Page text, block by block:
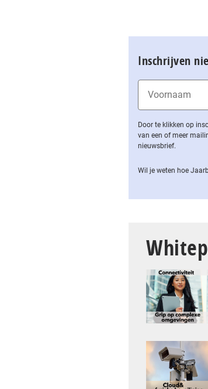
Inschrijven
Door te klikken op
van een of meer
nieuwsbrief.
Wil je weten hoe